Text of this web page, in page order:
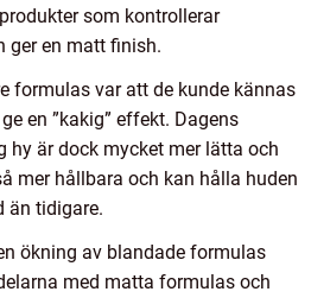
som kontrollerar
ger en matt finish.
formulas var att de kunde kännas
en ”kakig” effekt. Dagens
hy är dock mycket mer lätta och
mer hållbara och kan hålla huden
än tidigare.
ökning av blandade formulas
med matta formulas och